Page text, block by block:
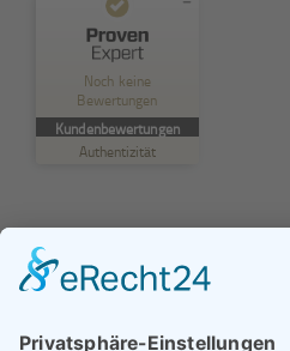
Noch keine
Bewertungen
Kundenbewertungen
Authentizität
Kundenbewertungen und Erfahrungen
MANGELHAFT